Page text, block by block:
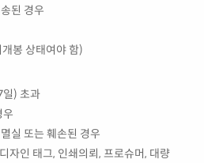
된 경우
봉 상태여야 함)
일) 초과
우
실 또는 훼손된 경우
자인 태그, 인쇄의뢰, 프로슈머, 대량